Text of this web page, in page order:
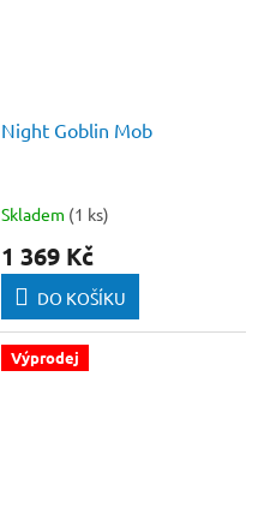
Night Goblin Mob
Skladem (1 ks)
1 369 Kč
DO KOŠÍKU
Výprodej